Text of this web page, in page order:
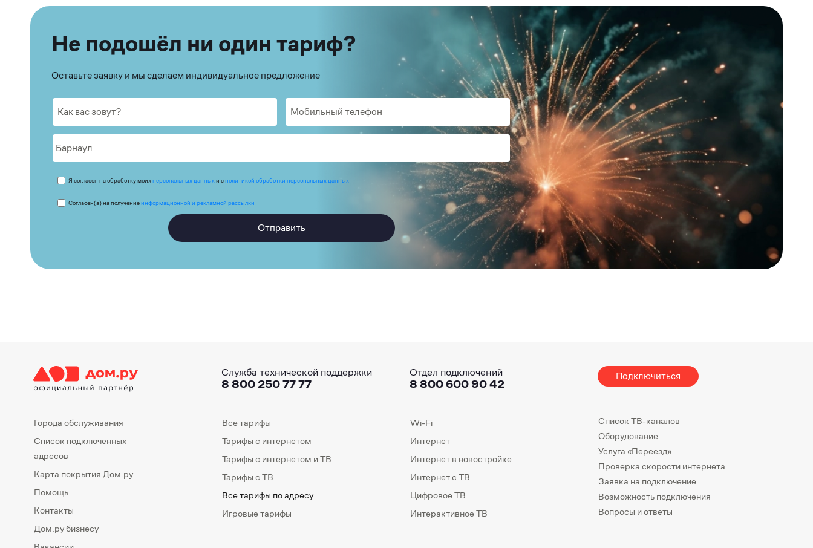
Не подошёл ни один тариф?
Оставьте заявку и мы сделаем индивидуальное предложение
Я согласен на обработку моихперсональных данныхи сполитикой обработки персональных данных
Согласен(а) на получениеинформационной и рекламной рассылки
Отправить
Служба технической поддержки
8 800 250 77 77
Отдел подключений
8 800 600 90 42
Подключиться
Города обслуживания
Список подключенных
адресов
Карта покрытия Дом.ру
Помощь
Контакты
Дом.ру бизнесу
Все тарифы
Тарифы с интернетом
Тарифы с интернетом и ТВ
Тарифы с ТВ
Все тарифы по адресу
Игровые тарифы
Wi-Fi
Интернет
Интернет в новостройке
Интернет с ТВ
Цифровое ТВ
Интерактивное ТВ
Список ТВ-каналов
Оборудование
Услуга «Переезд»
Проверка скорости интернета
Заявка на подключение
Возможность подключения
Вопросы и ответы